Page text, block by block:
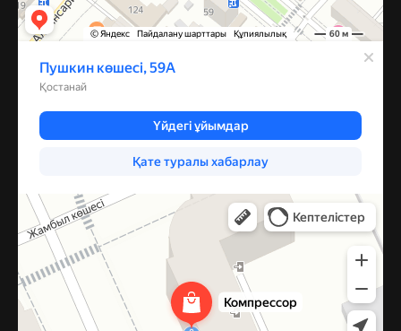
Компрессор
Запчасти и аксессуары для бытовой техники в Караганде